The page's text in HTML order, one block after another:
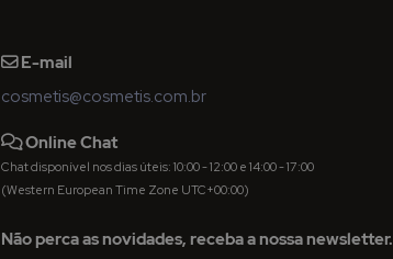
E-mail
cosmetis@cosmetis.com.br
Online Chat
Chat disponível nos dias úteis: 10:00 - 12:00 e 14:00 - 17:00
(Western European Time Zone UTC+00:00)
Não perca as novidades, receba a nossa newsletter.